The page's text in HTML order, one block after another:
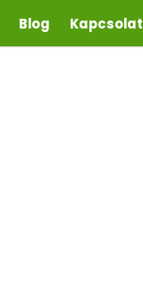
Blog Kapcsolat